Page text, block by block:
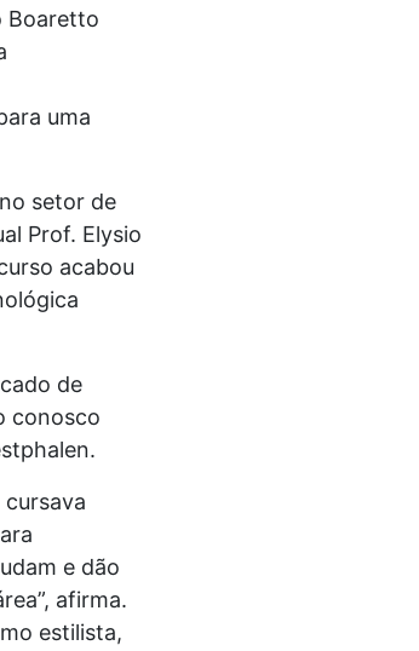
Boaretto
uma
setor de
Prof. Elysio
acabou
de
conosco
e dão
afirma.
estilista,